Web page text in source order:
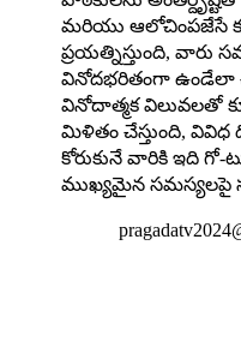
మరియు ఆలోచింపజేసే
ప్రయత్నిస్తుంది,
వినోదభరితంగా ఉండేలా
వినోదాత్మక విలువలతో
మిళితం చేస్తుంది,
కోరుకునే వారికి ఇది గో-
ముఖ్యమైన సమస్యలపై